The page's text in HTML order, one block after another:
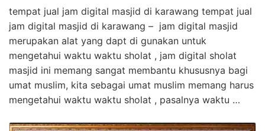
tempat jual jam digital masjid di karawang tempat jual
jam digital masjid di karawang – jam digital masjid
merupakan alat yang dapt di gunakan untuk
mengetahui waktu waktu sholat , jam digital sholat
masjid ini memang sangat membantu khususnya bagi
umat muslim, kita sebagai umat muslim memang harus
mengetahui waktu waktu sholat , pasalnya waktu …